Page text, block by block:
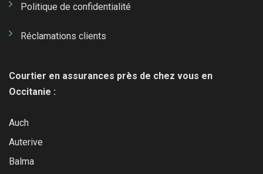
Politique de confidentialité
Réclamations clients
Courtier en assurances près de chez vous en
Occitanie :
Auch
Auterive
Balma